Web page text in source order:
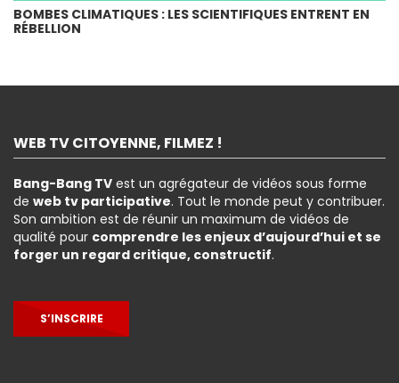
BOMBES CLIMATIQUES : LES SCIENTIFIQUES ENTRENT EN
RÉBELLION
WEB TV CITOYENNE, FILMEZ !
Bang-Bang TV est un agrégateur de vidéos sous forme
de web tv participative. Tout le monde peut y contribuer.
Son ambition est de réunir un maximum de vidéos de
qualité pour comprendre les enjeux d’aujourd’hui et se
forger un regard critique, constructif.
S’INSCRIRE